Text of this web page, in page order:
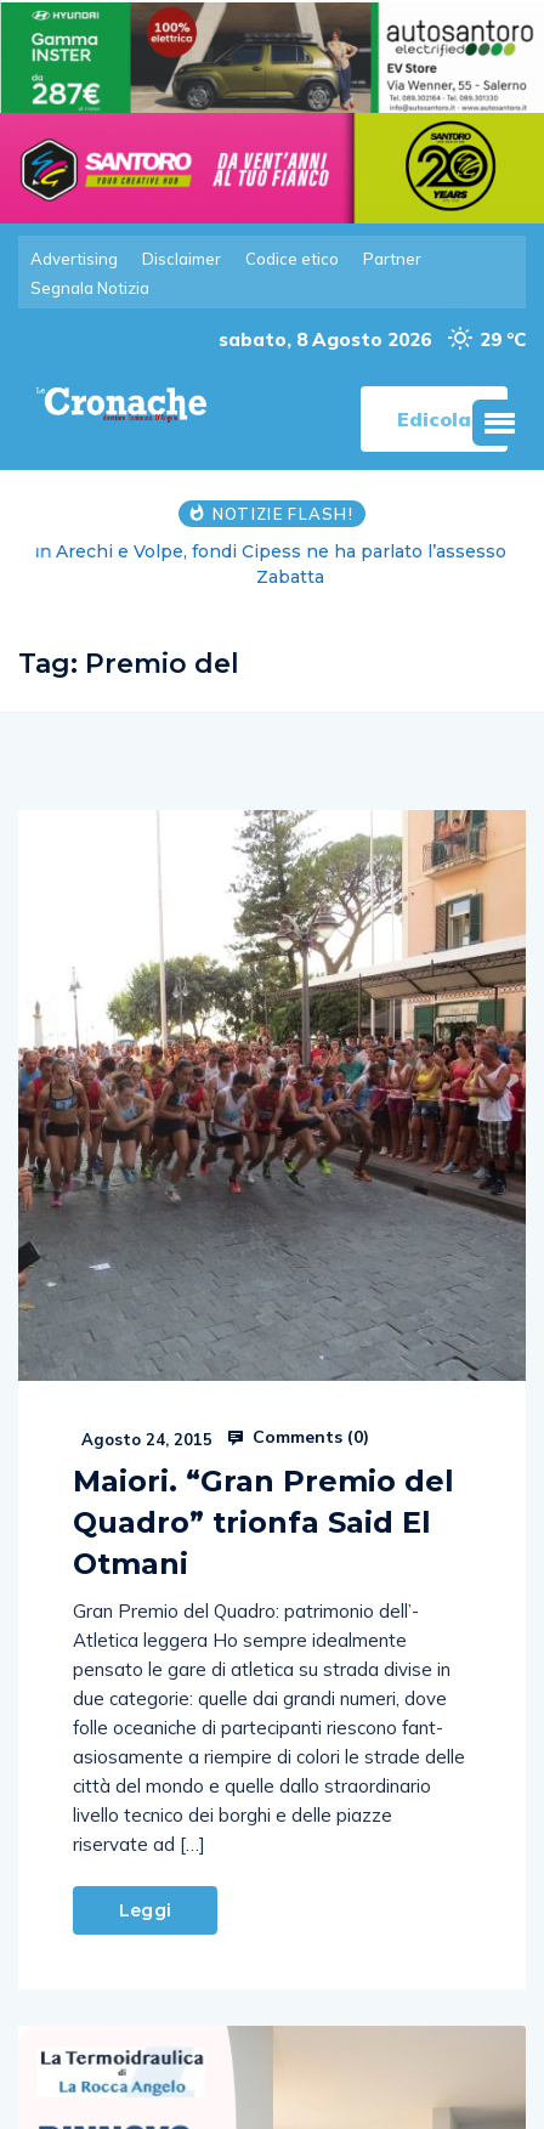
Advertising Disclaimer Codice etico
Partner
Segnala Notizia
sabato, 8 Agosto 2026 29 °C
Edicola
NOTIZIE FLASH!
Arechi e Volpe, fondi Cipess ne ha parlato l’assessore
Zabatta
Tag: Premio del
Agosto 24, 2015 Comments (0)
Maiori. “Gran Premio del
Quadro” trionfa Said El
Otmani
Gran Premio del Quadro: patrimonio dell’­
Atletica leggera Ho sempre idealmente
pensato le gare di ­atletica su strada divise in
due categor­ie: quelle dai grandi numeri, dove
folle­ oceaniche di partecipanti riescono fant­
asiosamente a riempire di colori le stra­de delle
città del mondo e quelle dallo ­straordinario
livello tecnico dei borghi­ e delle piazze
riservate ad […]
Leggi